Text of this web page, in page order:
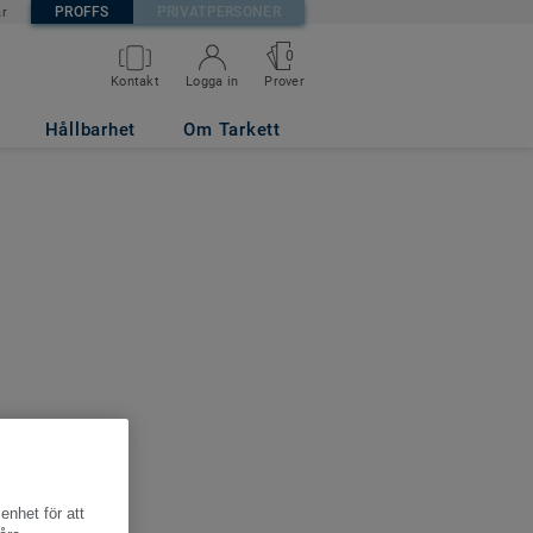
PROFFS PRIVATPERSONER
Kontakt Logga in
0
Prover
Hållbarhet Om Tarkett
för att